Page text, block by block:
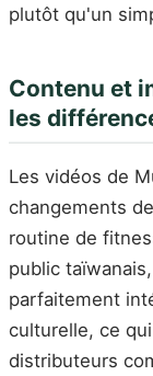
plutôt qu'un
Contenu et
les
Les vidéos de
changements
routine de
public
parfaitement
culturelle, ce
distributeurs